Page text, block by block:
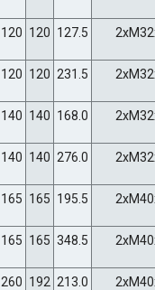
120 120 127.5
120 120 231.5
140 140 168.0
140 140 276.0
165 165 195.5
165 165 348.5
260 192 213.0